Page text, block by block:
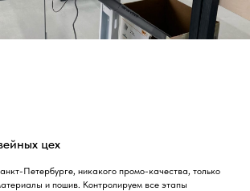
цех
Петербурге, никакого промо-качества, только
и пошив. Контролируем все этапы